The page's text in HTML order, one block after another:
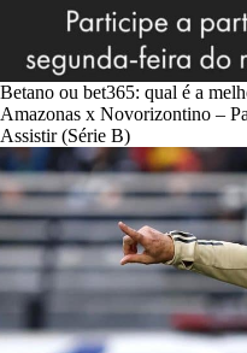
Betano ou bet365: qual é a
Amazonas x Novorizontino –
Assistir (Série B)